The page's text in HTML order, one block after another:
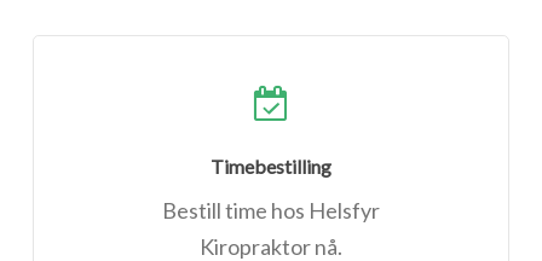
Timebestilling
Bestill time hos Helsfyr
Kiropraktor nå.